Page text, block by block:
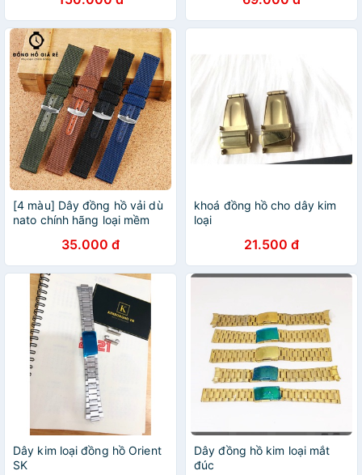
[4 màu] Dây đồng hồ vải dù
nato chính hãng loại mềm
35.000 đ
khoá đồng hồ cho dây kim
loại
21.500 đ
Dây kim loại đồng hồ Orient
SK
Dây đồng hồ kim loại mắt
đúc